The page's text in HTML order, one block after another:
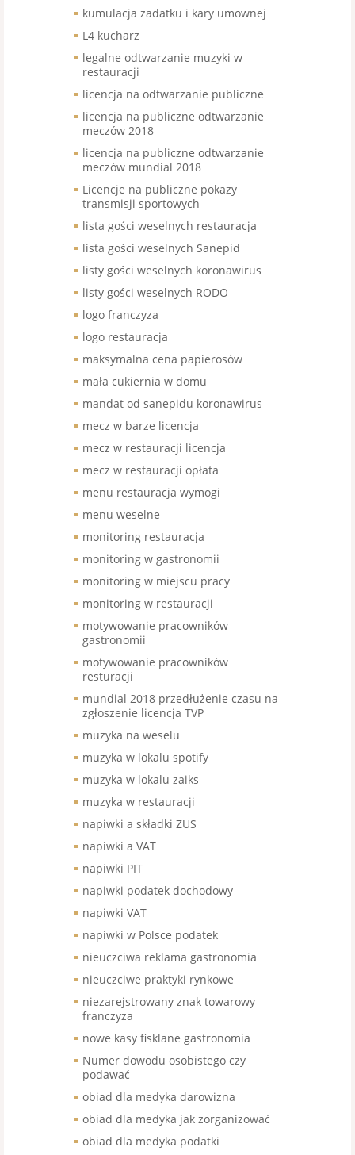
kumulacja zadatku i kary umownej
L4 kucharz
legalne odtwarzanie muzyki w
restauracji
licencja na odtwarzanie publiczne
licencja na publiczne odtwarzanie
meczów 2018
licencja na publiczne odtwarzanie
meczów mundial 2018
Licencje na publiczne pokazy
transmisji sportowych
lista gości weselnych restauracja
lista gości weselnych Sanepid
listy gości weselnych koronawirus
listy gości weselnych RODO
logo franczyza
logo restauracja
maksymalna cena papierosów
mała cukiernia w domu
mandat od sanepidu koronawirus
mecz w barze licencja
mecz w restauracji licencja
mecz w restauracji opłata
menu restauracja wymogi
menu weselne
monitoring restauracja
monitoring w gastronomii
monitoring w miejscu pracy
monitoring w restauracji
motywowanie pracowników
gastronomii
motywowanie pracowników
resturacji
mundial 2018 przedłużenie czasu na
zgłoszenie licencja TVP
muzyka na weselu
muzyka w lokalu spotify
muzyka w lokalu zaiks
muzyka w restauracji
napiwki a składki ZUS
napiwki a VAT
napiwki PIT
napiwki podatek dochodowy
napiwki VAT
napiwki w Polsce podatek
nieuczciwa reklama gastronomia
nieuczciwe praktyki rynkowe
niezarejstrowany znak towarowy
franczyza
nowe kasy fisklane gastronomia
Numer dowodu osobistego czy
podawać
obiad dla medyka darowizna
obiad dla medyka jak zorganizować
obiad dla medyka podatki